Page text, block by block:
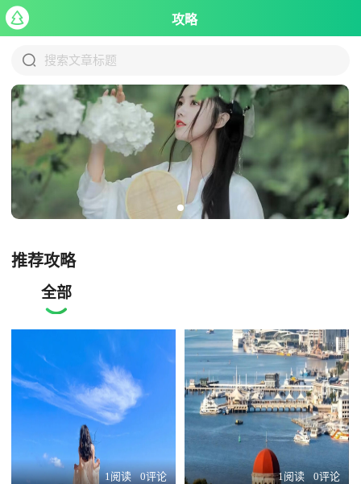
 攻略
 搜索文章标题
推荐攻略
全部

1阅读 0评论 1阅读 0评论